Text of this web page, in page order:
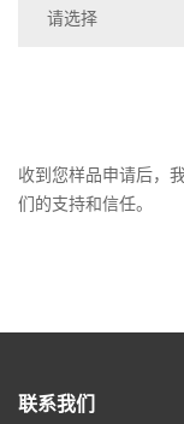
收到您样品申请后，
们的支持和信任。
联系我们